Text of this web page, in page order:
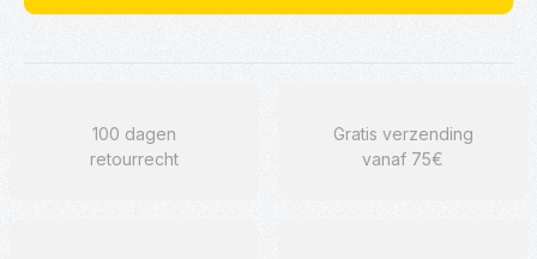
100 dagen
retourrecht
Gratis verzending
vanaf 75€